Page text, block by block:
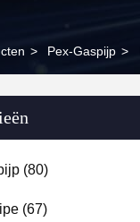
> Pex-Gaspijp >
(80)
(67)